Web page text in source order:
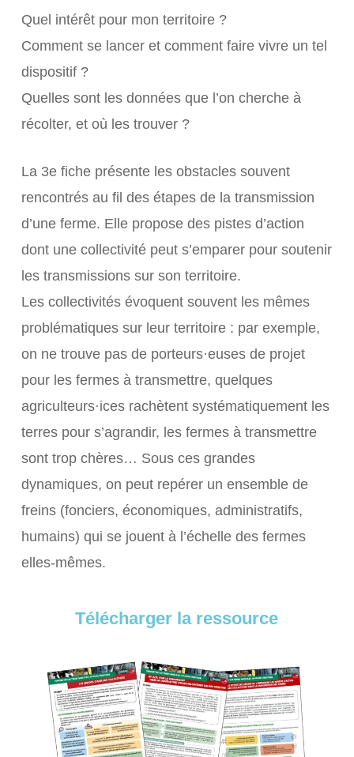
Quel intérêt pour mon territoire ?
Comment se lancer et comment faire vivre un tel
dispositif ?
Quelles sont les données que l’on cherche à
récolter, et où les trouver ?
La 3e fiche présente les obstacles souvent
rencontrés au fil des étapes de la transmission
d’une ferme. Elle propose des pistes d’action
dont une collectivité peut s’emparer pour soutenir
les transmissions sur son territoire.
Les collectivités évoquent souvent les mêmes
problématiques sur leur territoire : par exemple,
on ne trouve pas de porteurs·euses de projet
pour les fermes à transmettre, quelques
agriculteurs·ices rachètent systématiquement les
terres pour s’agrandir, les fermes à transmettre
sont trop chères… Sous ces grandes
dynamiques, on peut repérer un ensemble de
freins (fonciers, économiques, administratifs,
humains) qui se jouent à l’échelle des fermes
elles-mêmes.
Télécharger la ressource